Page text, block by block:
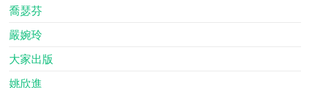
喬瑟芬
嚴婉玲
大家出版
姚欣進